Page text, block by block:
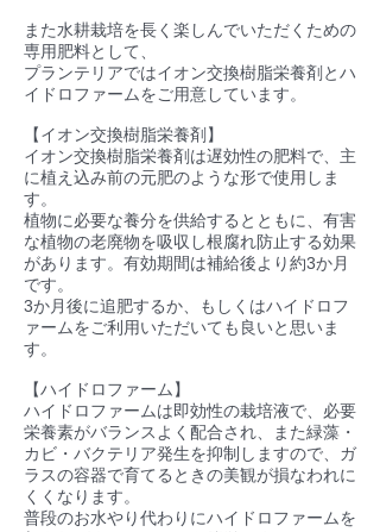
また水耕栽培を長く楽しんでいただくための
専用肥料として、
プランテリアではイオン交換樹脂栄養剤とハ
イドロファームをご用意しています。
【イオン交換樹脂栄養剤】
イオン交換樹脂栄養剤は遅効性の肥料で、主
に植え込み前の元肥のような形で使用しま
す。
植物に必要な養分を供給するとともに、有害
な植物の老廃物を吸収し根腐れ防止する効果
があります。有効期間は補給後より約3か月
です。
3か月後に追肥するか、もしくはハイドロフ
ァームをご利用いただいても良いと思いま
す。
【ハイドロファーム】
ハイドロファームは即効性の栽培液で、必要
栄養素がバランスよく配合され、また緑藻・
カビ・バクテリア発生を抑制しますので、ガ
ラスの容器で育てるときの美観が損なわれに
くくなります。
普段のお水やり代わりにハイドロファームを